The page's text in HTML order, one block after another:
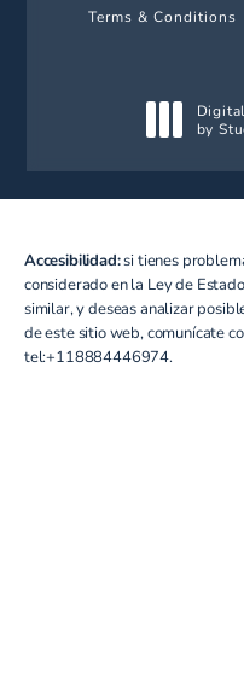
Terms & Conditions
by
Accesibilidad:si tienes
considerado en la Ley de
similar, y deseas analizar
de este sitio web, comunícate
tel:+118884446974.